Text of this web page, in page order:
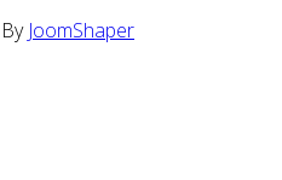
JoomShaper